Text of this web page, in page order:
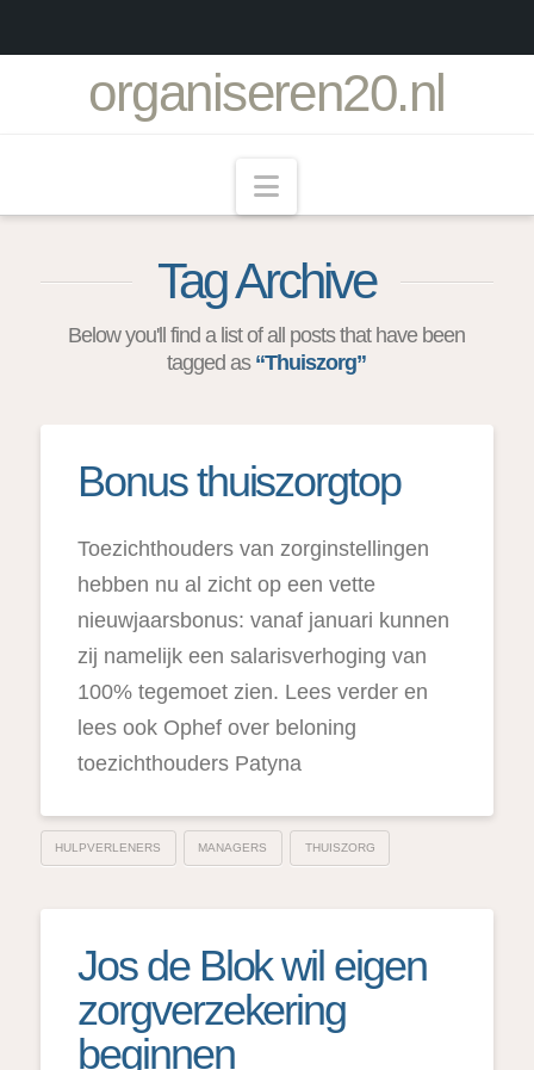
organiseren20.nl
Navigation
Tag Archive
Below you'll find a list of all posts that have been
tagged as “Thuiszorg”
Bonus thuiszorgtop
Toezichthouders van zorginstellingen
hebben nu al zicht op een vette
nieuwjaarsbonus: vanaf januari kunnen
zij namelijk een salarisverhoging van
100% tegemoet zien. Lees verder en
lees ook Ophef over beloning
toezichthouders Patyna
HULPVERLENERS MANAGERS THUISZORG
Jos de Blok wil eigen
zorgverzekering
beginnen